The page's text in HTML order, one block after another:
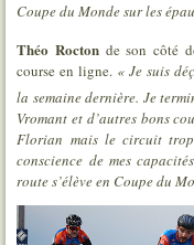
Coupe du Monde sur les
Théo Rocton de son côté
course en ligne. « Je suis
la semaine dernière. Je
Vromant et d’autres bons
Florian mais le circuit
conscience de mes
route s’élève en Coupe du